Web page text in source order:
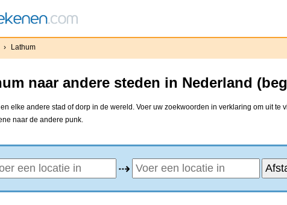
› Lathum
naar andere steden in Nederland
elke andere stad of dorp in de wereld. Voer uw zoekwoorden in verklaring om uit
naar de andere punk.
⇢